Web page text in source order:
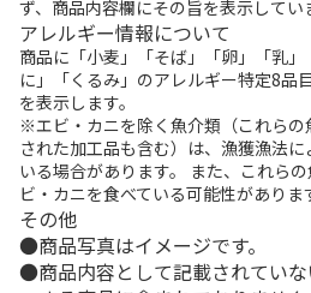
ず、商品内容欄にその旨を表示してい
アレルギー情報について
商品に「小麦」「そば」「卵」「乳
に」「くるみ」のアレルギー特定8品
を表示します。
※エビ・カニを除く魚介類（これら
された加工品も含む）は、漁獲漁法
いる場合があります。 また、これら
ビ・カニを食べている可能性がありま
その他
商品写真はイメージです。
商品内容として記載されてい